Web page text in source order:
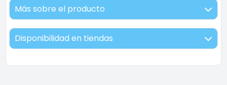
Más sobre el producto
Disponibilidad en tiendas